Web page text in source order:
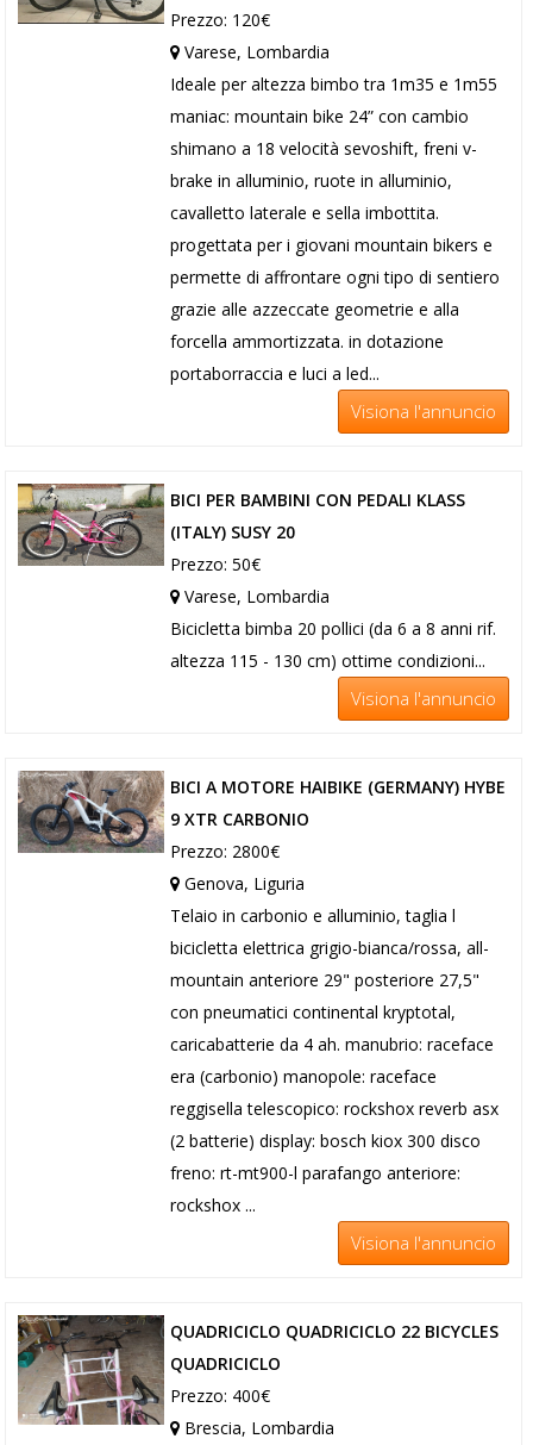
Prezzo: 120€
Varese, Lombardia
Ideale per altezza bimbo tra 1m35 e 1m55
maniac: mountain bike 24” con cambio
shimano a 18 velocità sevoshift, freni v-
brake in alluminio, ruote in alluminio,
cavalletto laterale e sella imbottita.
progettata per i giovani mountain bikers e
permette di affrontare ogni tipo di sentiero
grazie alle azzeccate geometrie e alla
forcella ammortizzata. in dotazione
portaborraccia e luci a led...
Visiona l'annuncio
BICI PER BAMBINI CON PEDALI KLASS
(ITALY) SUSY 20
Prezzo: 50€
Varese, Lombardia
Bicicletta bimba 20 pollici (da 6 a 8 anni rif.
altezza 115 - 130 cm) ottime condizioni...
Visiona l'annuncio
BICI A MOTORE HAIBIKE (GERMANY) HYBE
9 XTR CARBONIO
Prezzo: 2800€
Genova, Liguria
Telaio in carbonio e alluminio, taglia l
bicicletta elettrica grigio-bianca/rossa, all-
mountain anteriore 29" posteriore 27,5"
con pneumatici continental kryptotal,
caricabatterie da 4 ah. manubrio: raceface
era (carbonio) manopole: raceface
reggisella telescopico: rockshox reverb asx
(2 batterie) display: bosch kiox 300 disco
freno: rt-mt900-l parafango anteriore:
rockshox ...
Visiona l'annuncio
QUADRICICLO QUADRICICLO 22 BICYCLES
QUADRICICLO
Prezzo: 400€
Brescia, Lombardia